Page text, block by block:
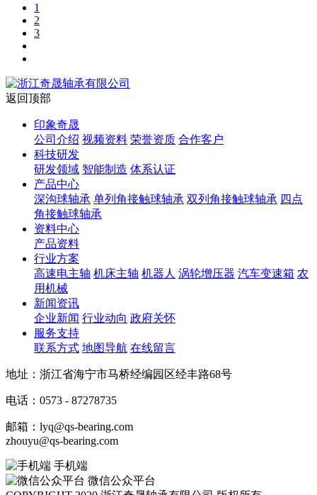
1
2
3
返回顶部
印象奇晟
公司介绍 视频资料 荣誉资质 合作客户
科技研发
研发领域 智能制造 体系认证
产品中心
深沟球轴承 单列角接触球轴承 双列角接触球轴承 四点
角接触球轴承
资料中心
产品资料
行业方案
高速电主轴 机床主轴 机器人 涡轮增压器 汽车变速箱 农
用机械
新闻资讯
企业新闻 行业动向 政府关怀
服务支持
联系方式 地图导航 在线留言
地址：浙江省海宁市马桥经编园区经丰路68号
电话：0573 - 87278735
邮箱：lyq@qs-bearing.com
zhouyu@qs-bearing.com
手机端
微信公众平台